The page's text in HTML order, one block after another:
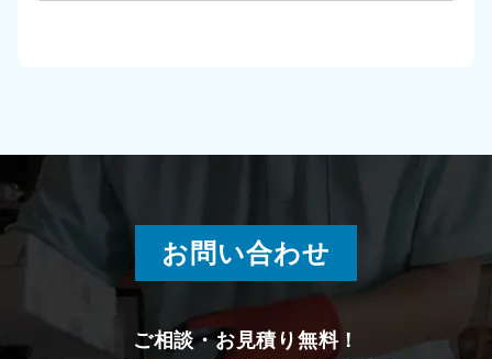
お問い合わせ
ご相談・お見積り無料！